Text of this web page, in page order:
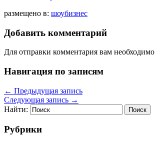
размещено в: шоубизнес
Добавить комментарий
Для отправки комментария вам необходимо
Навигация по записям
← Предыдущая запись
Следующая запись →
Найти:
Рубрики